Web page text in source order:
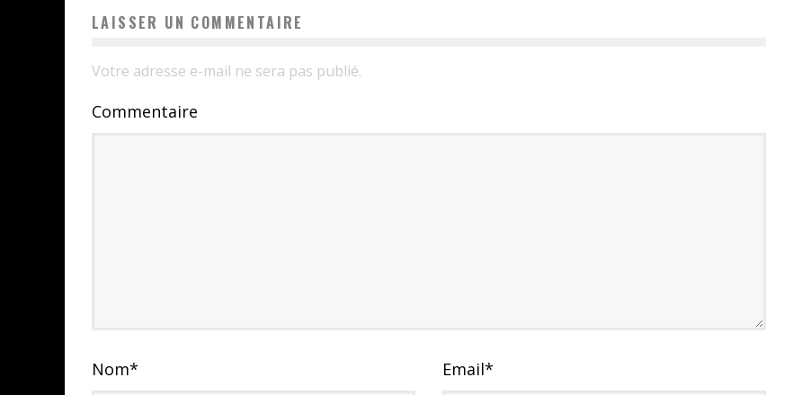
LAISSER UN COMMENTAIRE
Votre adresse e-mail ne sera pas publié.
Commentaire
Nom* Email*